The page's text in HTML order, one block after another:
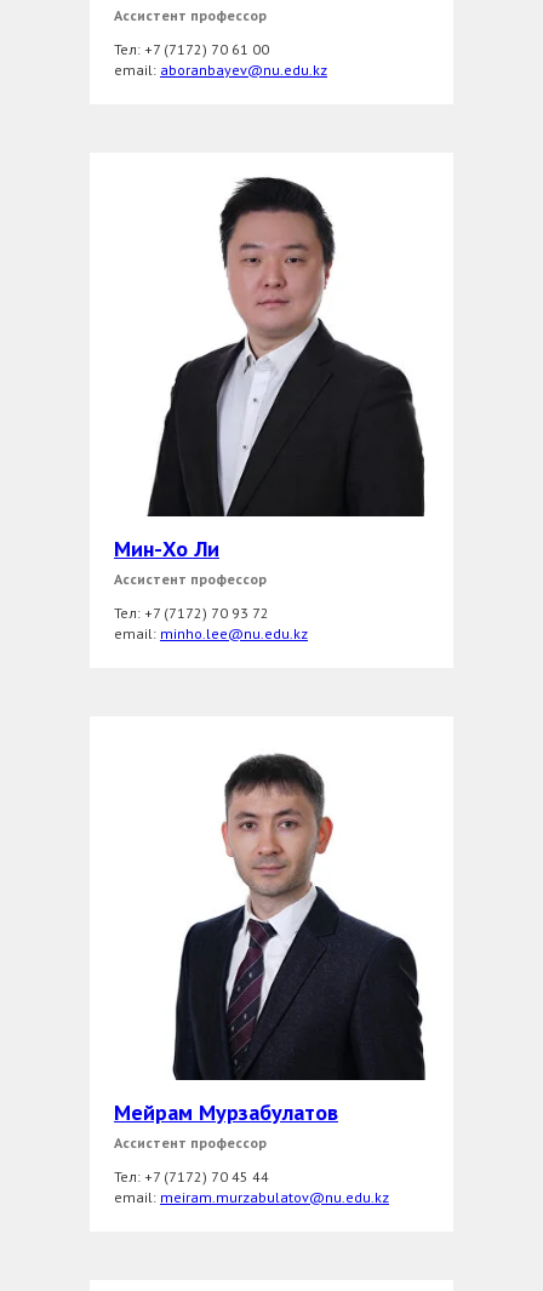
Ассистент профессор
Тел: +7 (7172) 70 61 00
еmail: aboranbayev@nu.edu.kz
Мин-Хо Ли
Ассистент профессор
Тел: +7 (7172) 70 93 72
еmail: minho.lee@nu.edu.kz
Мейрам Мурзабулатов
Ассистент профессор
Тел: +7 (7172) 70 45 44
еmail: meiram.murzabulatov@nu.edu.kz